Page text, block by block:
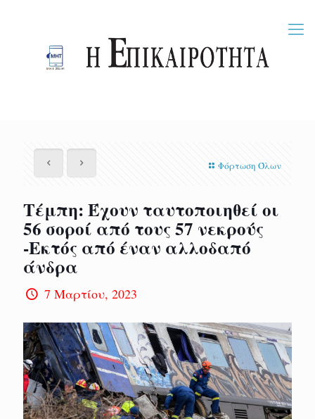
Φόρτωση Όλων
Τέμπη: Έχουν ταυτοποιηθεί οι
56 σοροί από τους 57 νεκρούς
-Εκτός από έναν αλλοδαπό
άνδρα
7 Μαρτίου, 2023